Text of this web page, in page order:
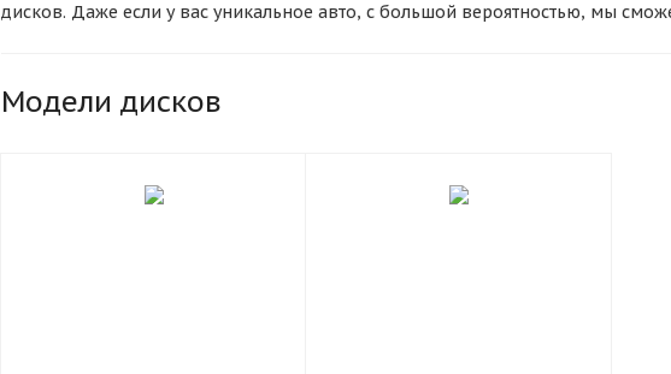
дисков. Даже если у вас уникальное авто, с большой вероятностью, мы
вами для уточнения деталей заказа. Если вы планируете забрать товар со
самостоятельно, можно рассчитаться наличными. В магазине у нас также
Доставка проводится не только по Тюмени, но и во все города России. Наша
Модели дисков
График платежей
Сегодня